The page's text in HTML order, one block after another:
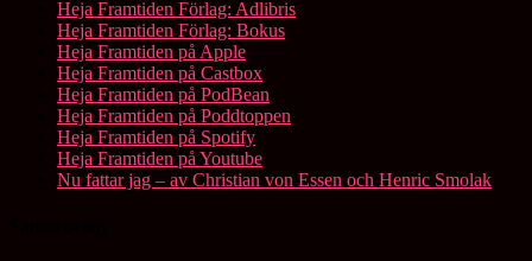
Heja Framtiden Förlag: Adlibris
Heja Framtiden Förlag: Bokus
Heja Framtiden på Apple
Heja Framtiden på Castbox
Heja Framtiden på PodBean
Heja Framtiden på Poddtoppen
Heja Framtiden på Spotify
Heja Framtiden på Youtube
Nu fattar jag – av Christian von Essen och Henric Smolak